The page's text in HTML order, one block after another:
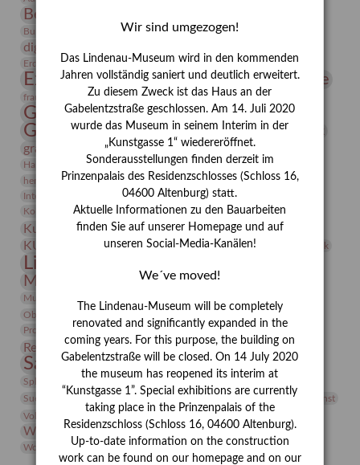
Bernhard August von Lindenau
Burg Posterstein Conrad Felixmüller Depot
digitallabor
Erdmann Julius Dietrich
Erlebnisportal estrusker Exlibris
Expressionismus Festrede Florenz Fotografie
frauen Frauen in der Antike und heute
Gerhard-Altenbourg-Preis
Gerhard Altenbourg
Gerhard Kurt Müller
grafische sammlung griechische Mythologie
Hanns-Conon von der Gabelentz Heinrich Kirchhoff Heldinnen
herman de vries Humboldt
Insekten
Integriertes Schädlingsmanagement
Italien Jahresempfang
Kolosseum
Kooperationsausstellung Korkmodelle Kunst
Kunstmuseum Kunstvermittlung Kunst von Kühl
KUNSTWAND Kurs Künstler Künstlerin Lehmbruck
Lindenau-Museum
Museumsgeschichte Museumsnacht
Museumspädagogik Natur
Objekt im Fokus
Phelloplastik
Pohlhof
Provenienz
Provenienzforschung
Restaurierung Rudi Lesser Ruth Wolf-Rehfeld
Sammlung Samstagszeichner Skulptur
Sonderausstellung
Sphinx
studio Studio Bildende Kunst
Suermondt-Ludwig-Museum
Vermittlung
Videokunst
Volontariat
Walter Rheiner Werefkin
Werkbetrachtung Winter Wissenschaft
Wolf and Dog
Wolf und Hund
Zirkuswoche
Wir sind umgezogen!
Das Lindenau-Museum wird in den kommenden
Jahren vollständig saniert und deutlich erweitert.
Zu diesem Zweck ist das Haus an der
Gabelentzstraße geschlossen. Am 14. Juli 2020
wurde das Museum in seinem Interim in der
„Kunstgasse 1“ wiedereröffnet.
Sonderausstellungen finden derzeit im
Prinzenpalais des Residenzschlosses (Schloss 16,
04600 Altenburg) statt.
Aktuelle Informationen zu den Bauarbeiten
finden Sie auf unserer Homepage und auf
unseren Social-Media-Kanälen!
We´ve moved!
The Lindenau-Museum will be completely
renovated and significantly expanded in the
coming years. For this purpose, the building on
Gabelentzstraße will be closed. On 14 July 2020
the museum has reopened its interim at
“Kunstgasse 1”. Special exhibitions are currently
taking place in the Prinzenpalais of the
Residenzschloss (Schloss 16, 04600 Altenburg).
Up-to-date information on the construction
work can be found on our homepage and on our